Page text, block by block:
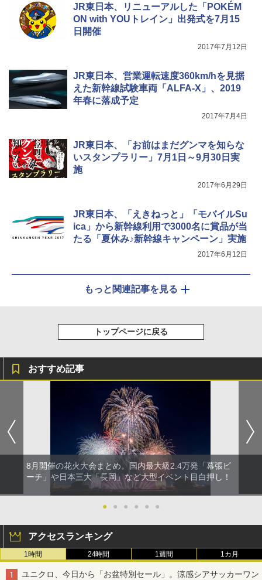
A26 地球の歩き方 チェコ ポーランド スロヴ
ァキア 2026～2027 地球の歩き方A ヨーロッ
パ
簡単設置 ポップアップテント エクルベージ
ュ(BC仕様) PATC-150B(EB)
￥9,990
[キャンパーズコレクション 山善] 傘みたいに
広げるだけ パッとサッとテント キューブワ
イド ブラックコーティング フルクローズ メ
ッシュ 4人用 簡単設置 ポップアップテント P
防災用品 長期保存可能 緊急時用 日本国内発
送
￥3,680
着替えテント トイレテント 透けない【換気
通気窓付き】収納袋付き UVカット 防水 防災
コンパクト iimono117 (ブルー)
JR東日本、リニューアルした「POKÉM
ON with YOUトレイン」出発式を7月15
日開催
2017年7月12日
JR東日本、営業運転速度360km/hを見据
えた新幹線試験車両「ALFA-X」、2019
年春に落成予定
2017年7月4日
JR東日本、「お前はまだグンマを知らな
いスタンプラリー」7月1日～9月30日実
施
2017年6月29日
JR東日本、「えきねっと」「モバイルSu
ica」から新幹線利用で3000名に賞品が当
たる「夏休み♪新幹線キャンペーン」実施
2017年6月12日
もっと関連記事を見る
トップページに戻る
おすすめ記事
8月開催の花火大会まとめ。国内最大級2.4万発「幕張ビ
ーチ」や日本三大「長岡」など大型イベント目白押し！
● ● ● ● ● ●
アクセスランキング
1時間 24時間 1週間 1カ月
ユニクロ、今日から「お盆特別セール」。涼感シアサッカーワン